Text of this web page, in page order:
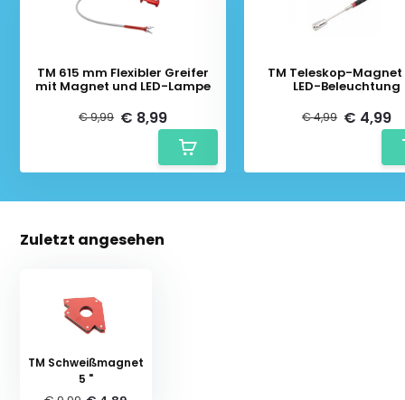
TM 615 mm Flexibler Greifer
mit Magnet und LED-Lampe
€ 9,99 € 8,99
TM Teleskop-
LED-Beleuchtung
€ 4,99 € 4,99
Zuletzt angesehen
TM Schweißmagnet
5 "